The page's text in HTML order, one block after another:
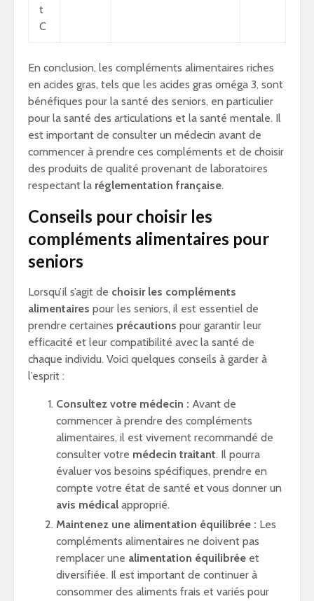
t
C
En conclusion, les compléments alimentaires riches
en acides gras, tels que les acides gras oméga 3, sont
bénéfiques pour la santé des seniors, en particulier
pour la santé des articulations et la santé mentale. Il
est important de consulter un médecin avant de
commencer à prendre ces compléments et de choisir
des produits de qualité provenant de laboratoires
respectant la réglementation française.
Conseils pour choisir les
compléments alimentaires pour
seniors
Lorsqu’il s’agit de choisir les compléments
alimentaires pour les seniors, il est essentiel de
prendre certaines précautions pour garantir leur
efficacité et leur compatibilité avec la santé de
chaque individu. Voici quelques conseils à garder à
l’esprit :
Consultez votre médecin : Avant de
commencer à prendre des compléments
alimentaires, il est vivement recommandé de
consulter votre médecin traitant. Il pourra
évaluer vos besoins spécifiques, prendre en
compte votre état de santé et vous donner un
avis médical approprié.
Maintenez une alimentation équilibrée : Les
compléments alimentaires ne doivent pas
remplacer une alimentation équilibrée et
diversifiée. Il est important de continuer à
consommer des aliments frais et variés pour